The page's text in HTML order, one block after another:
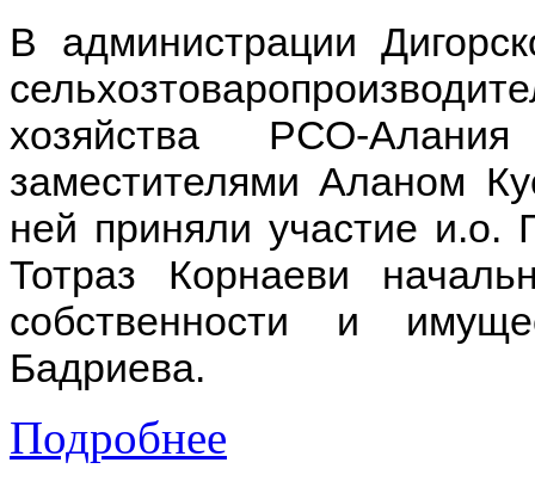
В администрации
хозяйства РСО-
заместителями Аланом
ней приняли участие
Тотраз Корнаеви
собственности и
Бадриева.
Подробнее